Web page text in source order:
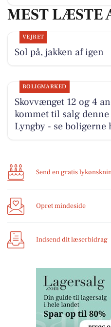
MEST LÆSTE
VEJRET
Sol på, jakken af igen
BOLIGMARKED
Skovvænget 12 og 4
kommet til salg
Lyngby - se boligerne
Send en gratis
Opret mindeside
Indsend dit læserbidrag